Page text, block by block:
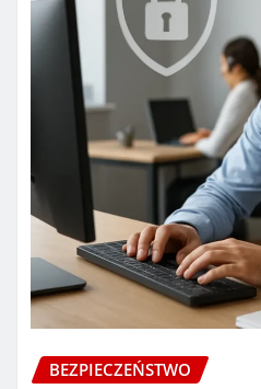
BEZPIECZEŃSTWO